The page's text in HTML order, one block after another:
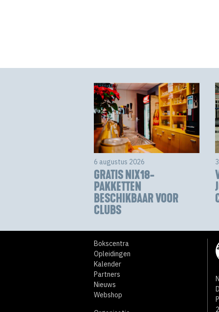
6 augustus 2026
GRATIS NIX18-
PAKKETTEN
BESCHIKBAAR VOOR
CLUBS
Bokscentra
Opleidingen
Kalender
Partners
Nieuws
Webshop